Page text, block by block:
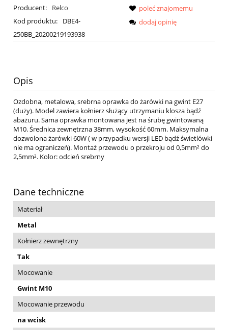
Producent:
Relco
Kod produktu:
DBE4-
250BB_20200219193938
poleć znajomemu
dodaj opinię
Opis
Ozdobna, metalowa, srebrna oprawka do żarówki na gwint E27
(duży). Model zawiera kołnierz służący utrzymaniu klosza bądź
abażuru. Sama oprawka montowana jest na śrubę gwintowaną
M10. Średnica zewnętrzna 38mm, wysokość 60mm. Maksymalna
dozwolona żarówki 60W ( w przypadku wersji LED bądź świetlówki
nie ma ograniczeń). Montaż przewodu o przekroju od 0,5mm² do
2,5mm². Kolor: odcień srebrny
Dane techniczne
Materiał
Metal
Kołnierz zewnętrzny
Tak
Mocowanie
Gwint M10
Mocowanie przewodu
na wcisk